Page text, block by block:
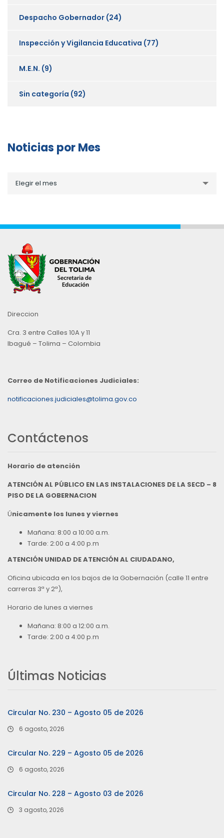
Despacho Gobernador (24)
Inspección y Vigilancia Educativa (77)
M.E.N. (9)
Sin categoría (92)
Noticias por Mes
porElegir el mes
Direccion
Cra. 3 entre Calles 10A y 11
Ibagué – Tolima – Colombia
Correo de Notificaciones Judiciales:
notificaciones.judiciales@tolima.gov.co
Contáctenos
Horario de atención
ATENCIÓN AL PÚBLICO EN LAS INSTALACIONES DE LA SECD – 8
PISO DE LA GOBERNACION
Únicamente los lunes y viernes
Mañana: 8:00 a 10:00 a.m.
Tarde: 2:00 a 4:00 p.m
ATENCIÓN UNIDAD DE ATENCIÓN AL CIUDADANO,
Oficina ubicada en los bajos de la Gobernación (calle 11 entre
carreras 3ª y 2ª),
Horario de lunes a viernes
Mañana: 8:00 a 12:00 a.m.
Tarde: 2:00 a 4:00 p.m
Últimas Noticias
Circular No. 230 – Agosto 05 de 2026
6 agosto, 2026
Circular No. 229 – Agosto 05 de 2026
6 agosto, 2026
Circular No. 228 – Agosto 03 de 2026
3 agosto, 2026